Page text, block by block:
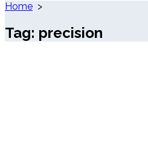
Home >
Tag: precision